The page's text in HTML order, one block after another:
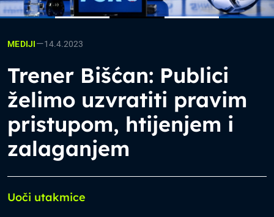
MEDIJI—14.4.2023
Trener Bišćan: Publici
želimo uzvratiti pravim
pristupom, htijenjem i
zalaganjem
Uoči utakmice